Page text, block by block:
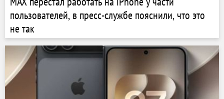
пользователей, в пресс-службе пояснили, что это
не так